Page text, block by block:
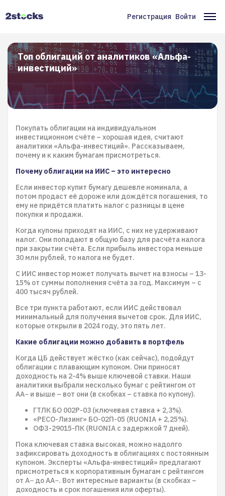
Меню
учётной
записи
пользователя
Регистрация Войти
Топ облигаций от аналитиков «Альфа-
инвестиций»
Покупать облигации на индивидуальном
инвестиционном счёте – хорошая идея, считают
аналитики «Альфа-инвестиций». Рассказываем,
почему и к каким бумагам присмотреться.
Почему облигации на ИИС – это интересно
Если инвестор купит бумагу дешевле номинала, а
потом продаст её дороже или дождётся погашения, то
ему не придётся платить налог с разницы в цене
покупки и продажи.
Когда купоны приходят на ИИС, с них не удерживают
налог. Они попадают в общую базу для расчёта налога
при закрытии счёта. Если прибыль инвестора меньше
30 млн рублей, то налога не будет.
С ИИС инвестор может получать вычет на взносы – 13-
15% от суммы пополнения счёта за год. Максимум – с
400 тысяч рублей.
Все три пункта работают, если ИИС действовал
минимальный для получения вычетов срок. Для ИИС,
которые открыли в 2024 году, это пять лет.
Какие облигации можно добавить в портфель
Когда ЦБ действует жёстко (как сейчас), подойдут
облигации с плавающим купоном. Они приносят
доходность на 2-4% выше ключевой ставки. Наши
аналитики выбрали несколько бумаг с рейтингом от
АА− и выше – вот они (в скобках – ставка по купону).
ГТЛК БО 002P-03 (ключевая ставка + 2,3%).
«РЕСО-Лизинг» БО-02П-05 (RUONIA + 2,25%).
ОФЗ-29015-ПК (RUONIA с задержкой 7 дней).
Пока ключевая ставка высокая, можно надолго
зафиксировать доходность в облигациях с постоянным
купоном. Эксперты «Альфа-инвестиций» предлагают
присмотреться к корпоративным бумагам с рейтингом
от А− до АА−. Вот интересные варианты (в скобках –
доходность и срок погашения или оферты).